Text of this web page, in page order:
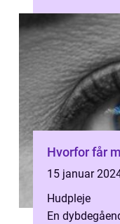
Hvorfor får
15 januar
Hudpleje
En